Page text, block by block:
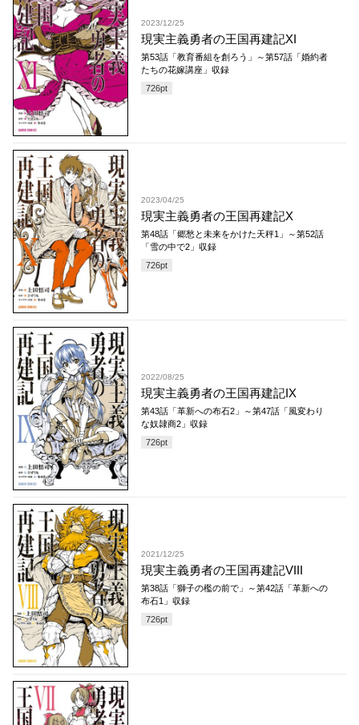
2023/12/25
現実主義勇者の王国再建記XI
第53話「教育番組を創ろう」～第57話「婚約者
たちの花嫁講座」収録
726pt
2023/04/25
現実主義勇者の王国再建記X
第48話「郷愁と未来をかけた天秤1」～第52話
「雪の中で2」収録
726pt
2022/08/25
現実主義勇者の王国再建記IX
第43話「革新への布石2」～第47話「風変わり
な奴隷商2」収録
726pt
2021/12/25
現実主義勇者の王国再建記VIII
第38話「獅子の檻の前で」～第42話「革新への
布石1」収録
726pt